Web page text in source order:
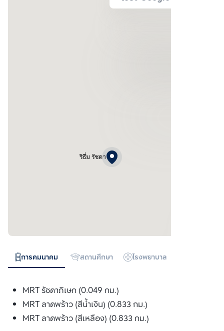
ริธึ่ม รัชดา
การคมนาคม สถานศึกษา โรงพยาบาล
MRT รัชดาภิเษก (0.049 กม.)
MRT ลาดพร้าว (สีน้ำเงิน) (0.833 กม.)
MRT ลาดพร้าว (สีเหลือง) (0.833 กม.)